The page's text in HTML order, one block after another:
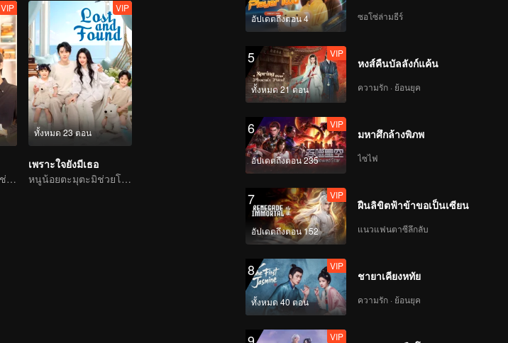
VIP
จูบหนึ่งของหญิงสาวช่วยชีวิตท่านประธานผู้เปลี่ยนร้อยร่าง
ทั้งหมด 23 ตอน
VIP
เพราะใจยังมีเธอ
หนูน้อยตะมุตะมิช่วยโจมตี ประธานคุณพ่อประจำที่
อัปเดตถึงตอน 4 ซอโซ่ล่ามธีร์
5
ทั้งหมด 21 ตอน
VIP
หงส์คืนบัลลังก์แค้น
ความรัก · ย้อนยุค
6
อัปเดตถึงตอน 235
VIP
มหาศึกล้างพิภพ
ไซไฟ
7
อัปเดตถึงตอน 152
VIP
ฝืนลิขิตฟ้าข้าขอเป็นเซียน
แนวแฟนตาซีลึกลับ
8
ทั้งหมด 40 ตอน
VIP
ชายาเคียงหทัย
ความรัก · ย้อนยุค
VIP